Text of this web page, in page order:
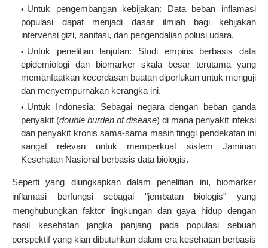
Untuk pengembangan kebijakan: Data beban inflamasi
populasi dapat menjadi dasar ilmiah bagi kebijakan
intervensi gizi, sanitasi, dan pengendalian polusi udara.
Untuk penelitian lanjutan: Studi empiris berbasis data
epidemiologi dan biomarker skala besar terutama yang
memanfaatkan kecerdasan buatan diperlukan untuk menguji
dan menyempurnakan kerangka ini.
Untuk Indonesia: Sebagai negara dengan beban ganda
penyakit (double burden of disease) di mana penyakit infeksi
dan penyakit kronis sama-sama masih tinggi pendekatan ini
sangat relevan untuk memperkuat sistem Jaminan
Kesehatan Nasional berbasis data biologis.
Seperti yang diungkapkan dalam penelitian ini, biomarker
inflamasi berfungsi sebagai "jembatan biologis" yang
menghubungkan faktor lingkungan dan gaya hidup dengan
hasil kesehatan jangka panjang pada populasi sebuah
perspektif yang kian dibutuhkan dalam era kesehatan berbasis